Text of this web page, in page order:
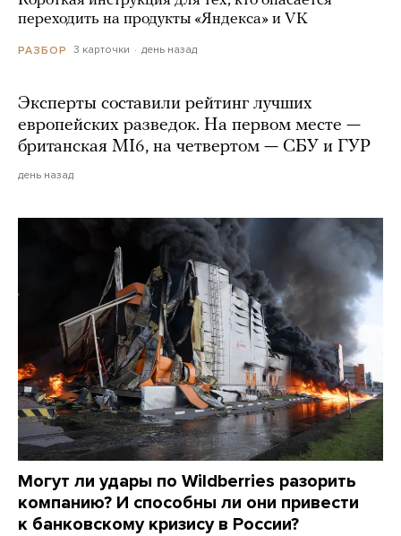
переходить на продукты «Яндекса» и VK
РАЗБОР 3 карточки день назад
Эксперты составили рейтинг лучших
европейских разведок. На первом месте —
британская MI6, на четвертом — СБУ и ГУР
день назад
Могут ли удары по Wildberries разорить
компанию? И способны ли они привести
к банковскому кризису в России?